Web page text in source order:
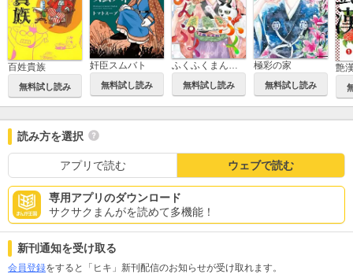
百姓貴族
無料試し読み
奸臣スムバト
無料試し読み 無料試し読み
極彩の家
無料試し読み
艶
読み方を選択
アプリで読む ウェブで読む
専用アプリのダウンロード
サクサクまんがを読めて多機能！
新刊通知を受け取る
会員登録をすると「ヒキ」新刊配信のお知らせが受け取れます。